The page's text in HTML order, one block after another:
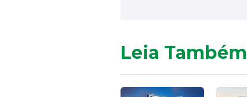
Leia Também